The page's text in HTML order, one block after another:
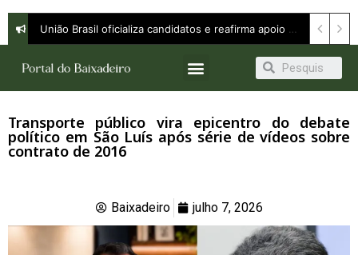
Transporte público vira epicentro do debate
político em São Luís após série de vídeos sobre
contrato de 2016
Baixadeiro julho 7, 2026